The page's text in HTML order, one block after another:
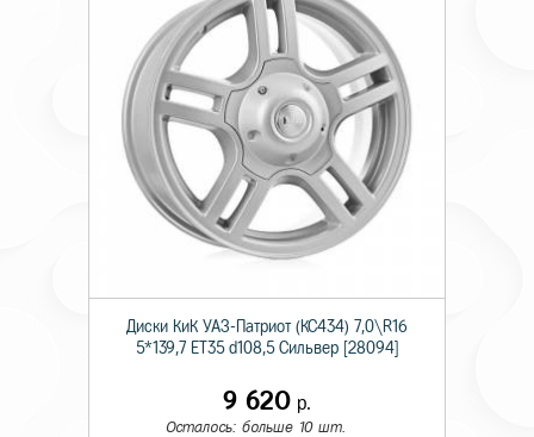
Диски КиК УАЗ-Патриот (КС434) 7,0\R16
5*139,7 ET35 d108,5 Сильвер [28094]
9 620 р.
Осталось: больше 10 шт.